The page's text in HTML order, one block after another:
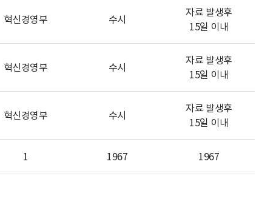
혁신경영부 수시
자료 발생후
15일 이내
혁신경영부 수시
자료 발생후
15일 이내
혁신경영부 수시
자료 발생후
15일 이내
1 1967 1967